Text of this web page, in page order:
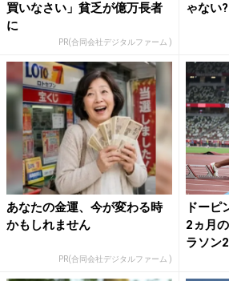
買いなさい」貧乏が億万長者
に
PR(合同会社デジタルファーム )
ゃない
あなたの金運、今が変わる時
かもしれません
PR(合同会社デジタルファーム )
ドーピ
2ヵ月
ラソン